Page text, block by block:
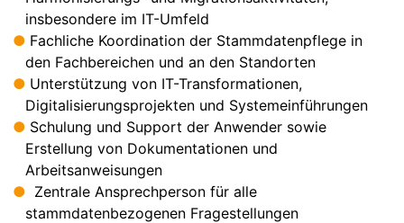
insbesondere im IT-Umfeld
Fachliche Koordination der Stammdatenpflege in
den Fachbereichen und an den Standorten
Unterstützung von IT-Transformationen,
Digitalisierungsprojekten und Systemeinführungen
Schulung und Support der Anwender sowie
Erstellung von Dokumentationen und
Arbeitsanweisungen
Zentrale Ansprechperson für alle
stammdatenbezogenen Fragestellungen